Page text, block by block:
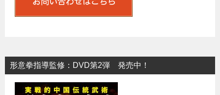
形意拳指導監修：DVD第2弾 発売中！